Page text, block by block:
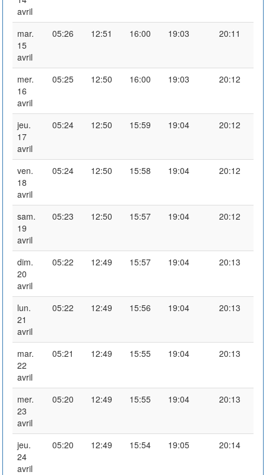
avril
mar.
15
avril
05:26 12:51 16:00 19:03 20:11
mer.
16
avril
05:25 12:50 16:00 19:03 20:12
jeu.
17
avril
05:24 12:50 15:59 19:04 20:12
ven.
18
avril
05:24 12:50 15:58 19:04 20:12
sam.
19
avril
05:23 12:50 15:57 19:04 20:12
dim.
20
avril
05:22 12:49 15:57 19:04 20:13
lun.
21
avril
05:22 12:49 15:56 19:04 20:13
mar.
22
avril
05:21 12:49 15:55 19:04 20:13
mer.
23
avril
05:20 12:49 15:55 19:04 20:13
jeu.
24
avril
05:20 12:49 15:54 19:05 20:14